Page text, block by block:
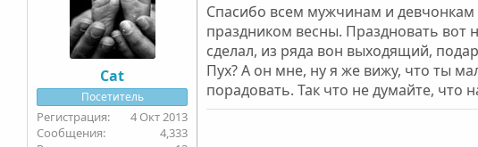
Cat
Посетитель
4 Окт 2013
4,333
Спасибо всем мужчинам и девчонкам
праздником весны. Праздновать вот
сделал, из ряда вон выходящий,
Пух? А он мне, ну я же вижу, что ты
порадовать. Так что не думайте,